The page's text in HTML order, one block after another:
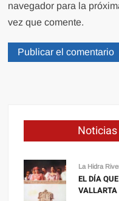
navegador para la
vez que comente.
La Hidra
EL DÍA
VALLARTA